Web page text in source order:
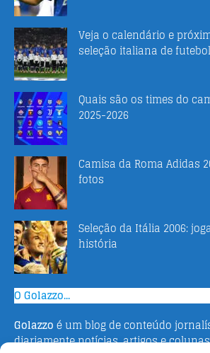
Veja o calendário e
seleção italiana de futebol
Quais são os times do
2025-2026
Camisa da Roma Adidas
fotos
Seleção da Itália 2006:
história
O Golazzo...
Golazzo é um blog de conteúdo
diariamente notícias, artigos e